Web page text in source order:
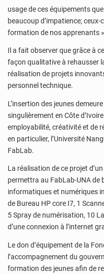
usage de ces équipements
beaucoup d’impatience;
formation de nos apprenants
Il a fait observer que grâce à
façon qualitative à rehausser
réalisation de projets
personnel technique.
L’insertion des jeunes
singulièrement en Côte
employabilité, créativité et de
en particulier, l’Université
FabLab.
La réalisation de ce projet
permettra au FabLab-UNA de
informatiques et numériques
de Bureau HP core I7, 1
5 Spray de numérisation, 10
d’une connexion à l’internet
Le don d’équipement de la
l’accompagnement du
formation des jeunes afin de